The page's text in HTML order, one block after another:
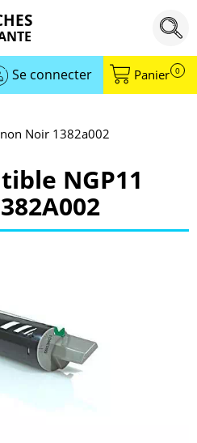
Se connecter Panier 0
Noir 1382a002
NGP11